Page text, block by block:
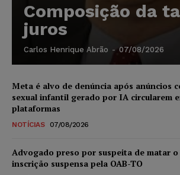
Composição da
juros
Carlos Henrique Abrão - 07/08/2026
Meta é alvo de denúncia após anúncios
sexual infantil gerado por IA circularem
plataformas
NOTÍCIAS 07/08/2026
Advogado preso por suspeita de matar
inscrição suspensa pela OAB-TO